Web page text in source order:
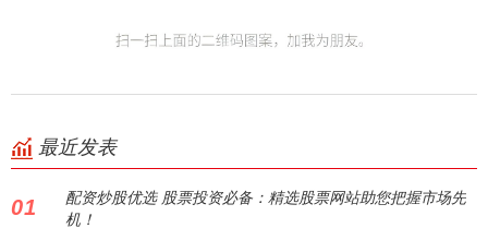
最近发表
01
配资炒股优选 股票投资必备：精选股票网站助您把握市场先
机！